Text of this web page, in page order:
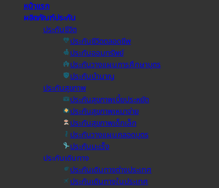
หน้าแรก
ผลิตภัณฑ์ประกัน
ประกันชีวิต
ประกันชีวิตตลอดชีพ
ประกันออมทรัพย์
ประกันวางแผนการศึกษาบุตร
ประกันบำนาญ
ประกันสุขภาพ
ประกันสุขภาพเบี้ยประหยัด
ประกันสุขภาพเหมาจ่าย
ประกันสุขภาพเด็กเล็ก
ประกันวางแผนคลอดบุตร
ประกันมะเร็ง
ประกันเดินทาง
ประกันเดินทางต่างประเทศ
ประกันเดินทางในประเทศ